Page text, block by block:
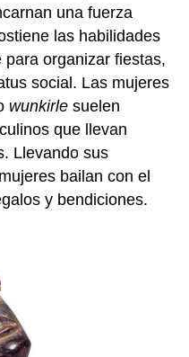
una fuerza
las habilidades
organizar fiestas,
social. Las mujeres
wunkirle suelen
que llevan
Llevando sus
bailan con el
y bendiciones.